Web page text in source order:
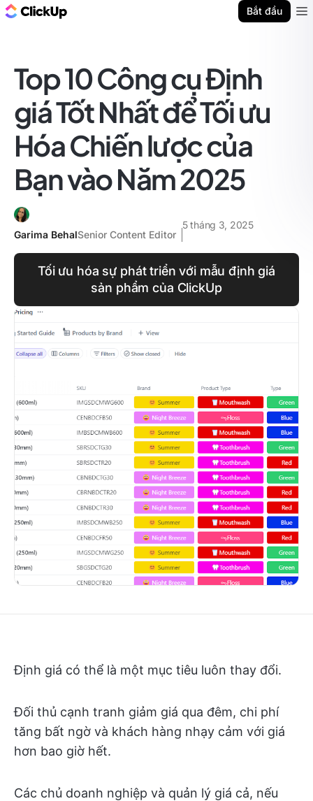
Bắt đầu
Top 10 Công cụ Định
giá Tốt Nhất để Tối ưu
Hóa Chiến lược của
Bạn vào Năm 2025
Garima BehalSenior Content Editor
5 tháng 3, 2025
Tối ưu hóa sự phát triển với mẫu định giá
sản phẩm của ClickUp
Định giá có thể là một mục tiêu luôn thay đổi.
Đối thủ cạnh tranh giảm giá qua đêm, chi phí
tăng bất ngờ và khách hàng nhạy cảm với giá
hơn bao giờ hết.
Các chủ doanh nghiệp và quản lý giá cả, nếu